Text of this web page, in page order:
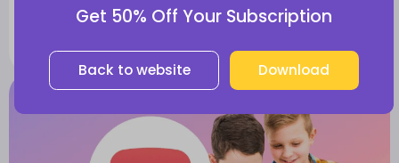
Get 50% Off Your Subscription
Download
Back to website
Обзоры и сравнения
Обзор Google Family Link: какие у него
минусы и есть ли альтернативы